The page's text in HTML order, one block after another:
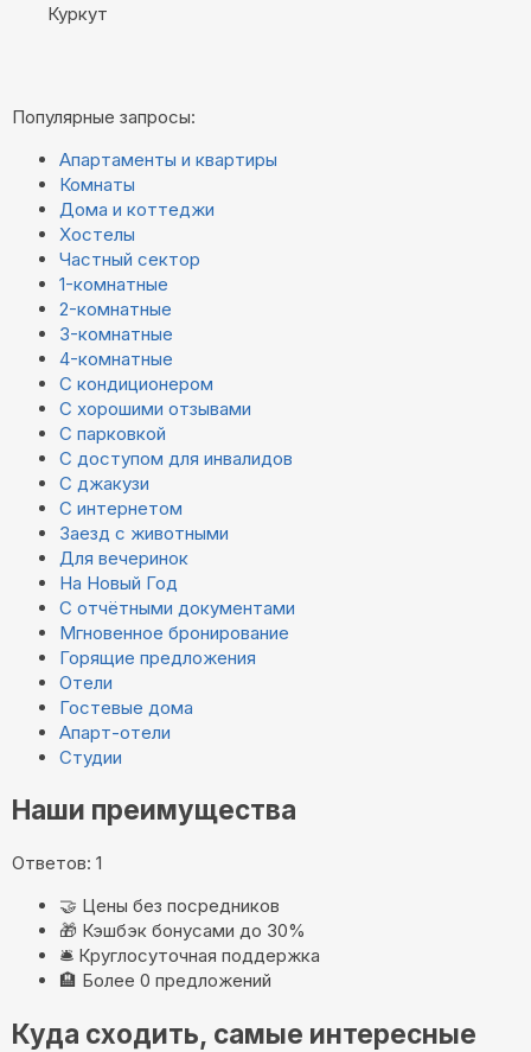
Куркут
Популярные запросы:
Апартаменты и квартиры
Комнаты
Дома и коттеджи
Хостелы
Частный сектор
1-комнатные
2-комнатные
3-комнатные
4-комнатные
С кондиционером
С хорошими отзывами
С парковкой
С доступом для инвалидов
С джакузи
С интернетом
Заезд с животными
Для вечеринок
На Новый Год
С отчётными документами
Мгновенное бронирование
Горящие предложения
Отели
Гостевые дома
Апарт-отели
Студии
Наши преимущества
Ответов: 1
🤝 Цены без посредников
🎁 Кэшбэк бонусами до 30%
🛎️ Круглосуточная поддержка
🏨 Более 0 предложений
Куда сходить, самые интересные